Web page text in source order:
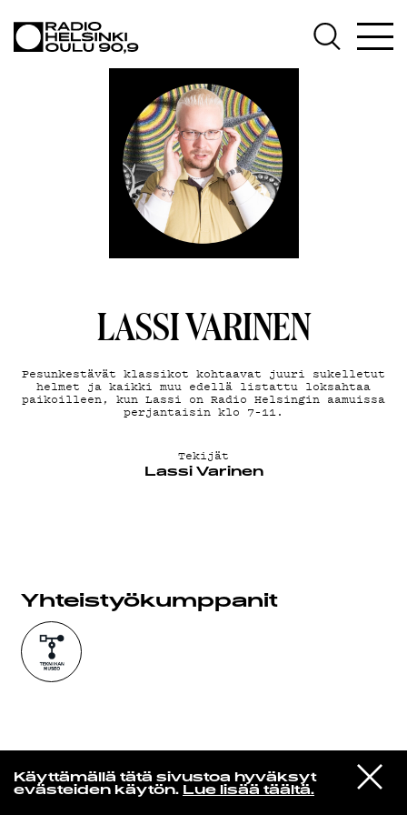
Käyttämällä tätä sivustoa hyväksyt
evästeiden käytön. Lue lisää täältä.
VIESTI
STUDIOON
Glen Hansard
Leave a Light
AJANKOHTAISTA
OHJELMAT
TEKIJÄT
ON-DEMAND
PODCAST
MAINOSTA
G LIVELAB
YSTÄVÄKLUBI
TIETOSUOJA
LASSI VARINEN
Pesunkestävät klassikot kohtaavat juuri sukelletut
helmet ja kaikki muu edellä listattu loksahtaa
paikoilleen, kun Lassi on Radio Helsingin aamuissa
perjantaisin klo 7–11.
Tekijät
Lassi Varinen
Yhteistyö­kumppanit